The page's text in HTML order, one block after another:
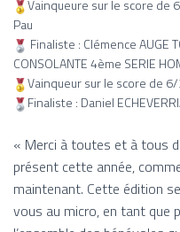
Vainqueure sur le score de
Pau
Finaliste : Clémence AUGE
CONSOLANTE 4ème SERIE
Vainqueur sur le score de
Finaliste : Daniel
« Merci à toutes et à tous
présent cette année,
maintenant. Cette édition
vous au micro, en tant que